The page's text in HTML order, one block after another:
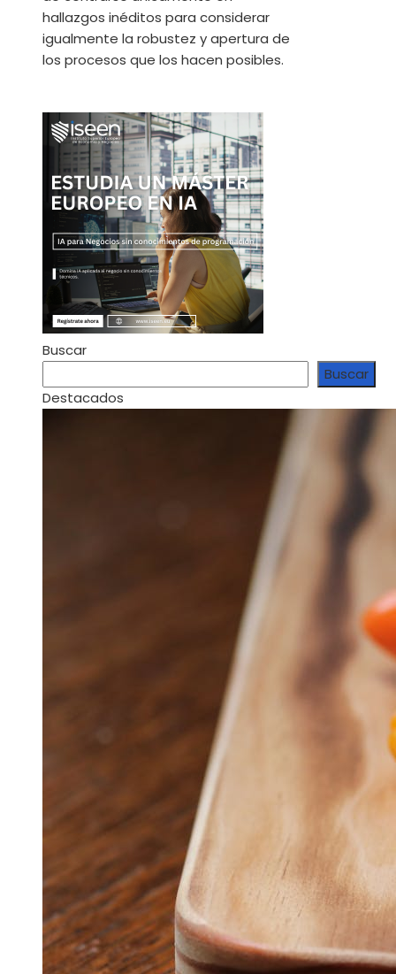
hallazgos inéditos para considerar
igualmente la robustez y apertura de
los procesos que los hacen posibles.
Buscar
Buscar
Destacados